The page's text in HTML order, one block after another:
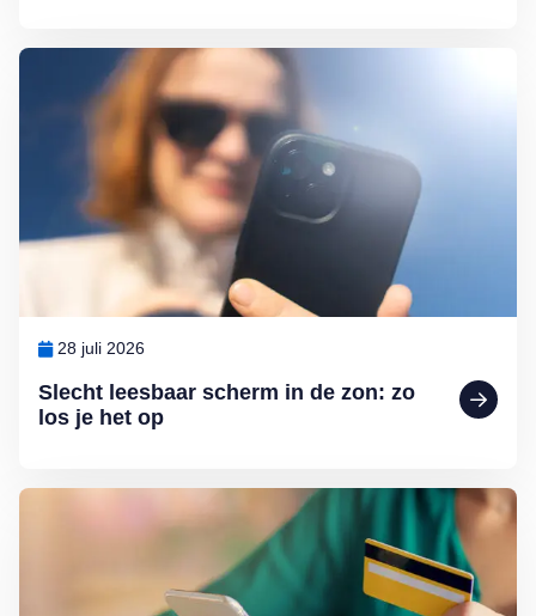
Slecht leesbaar scherm in de zon: zo
los je het op
28 juli 2026
Lees meer over Slecht leesbaar scherm in de zon: zo los je het op
Lees meer over Help, de bank-app werkt niet meer